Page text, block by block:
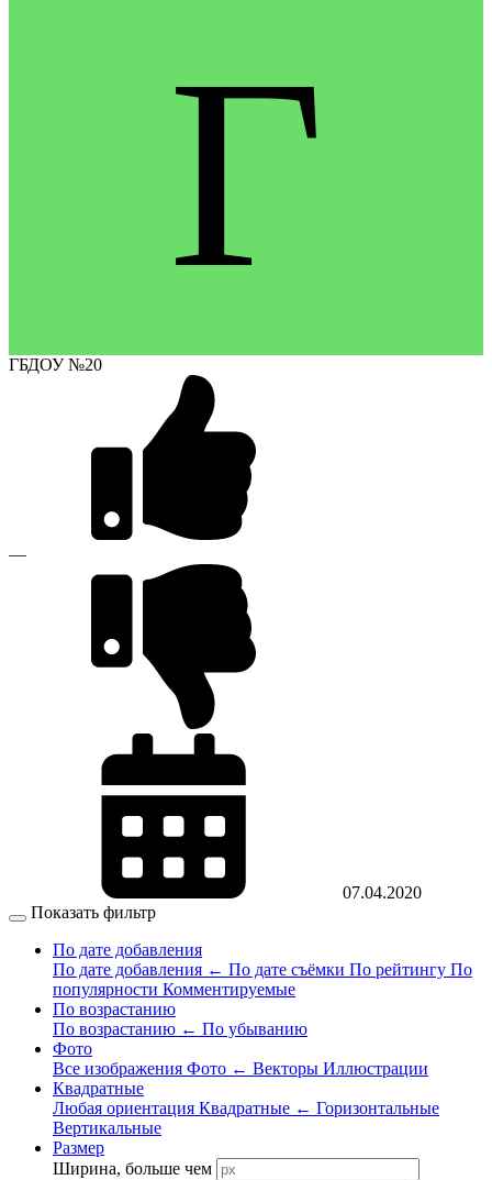
Г
ГБДОУ №20
—
07.04.2020
Показать фильтр
По дате добавления
По дате добавления ← По дате съёмки По рейтингу По
популярности Комментируемые
По возрастанию
По возрастанию ← По убыванию
Фото
Все изображения Фото ← Векторы Иллюстрации
Квадратные
Любая ориентация Квадратные ← Горизонтальные
Вертикальные
Размер
Ширина, больше чем